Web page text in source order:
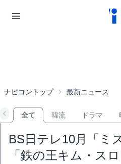
ナビコントップ 最新ニュース
全て 韓流 ドラマ
BS日テレ10月「ミ
「鉄の王キム・ス